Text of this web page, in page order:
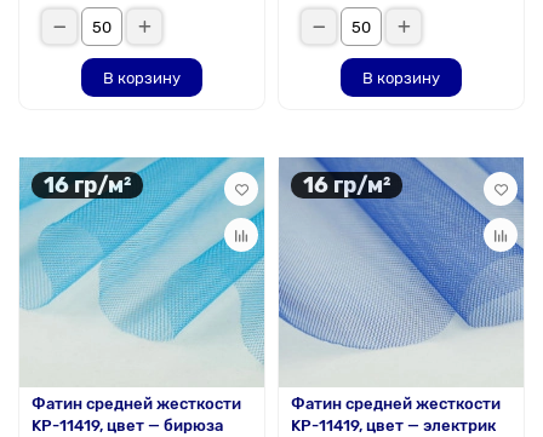
В корзину В корзину
16 гр/м²
Фатин средней жесткости
KP-11419, цвет — бирюза
16 гр/м²
Фатин средней жесткости
KP-11419, цвет — электрик